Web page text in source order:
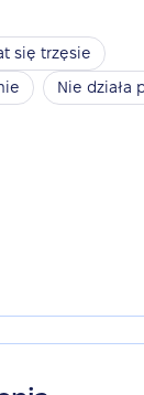
się trzęsie
Nie działa